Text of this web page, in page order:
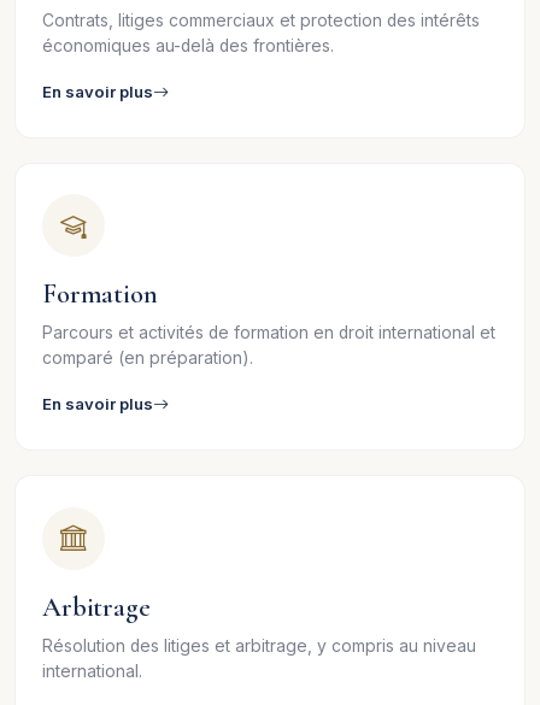
Contrats, litiges commerciaux et protection des intérêts
économiques au-delà des frontières.
En savoir plus
Formation
Parcours et activités de formation en droit international et
comparé (en préparation).
En savoir plus
Arbitrage
Résolution des litiges et arbitrage, y compris au niveau
international.